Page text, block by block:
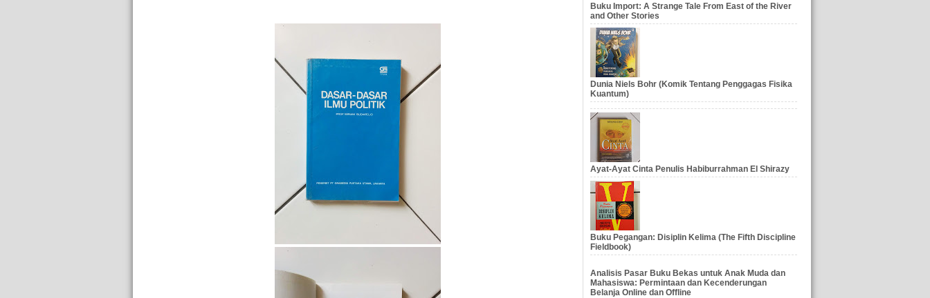
Buku Import: A Strange Tale From East of the River
and Other Stories
Dunia Niels Bohr (Komik Tentang Penggagas Fisika
Kuantum)
Ayat-Ayat Cinta Penulis Habiburrahman El Shirazy
Buku Pegangan: Disiplin Kelima (The Fifth Discipline
Fieldbook)
Analisis Pasar Buku Bekas untuk Anak Muda dan
Mahasiswa: Permintaan dan Kecenderungan
Belanja Online dan Offline